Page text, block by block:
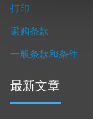
打印
采购条款
一般条款和条件
最新文章